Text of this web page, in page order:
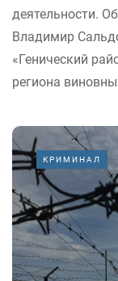
деятельности.
Владимир
«Генический
региона
КРИМИНАЛ